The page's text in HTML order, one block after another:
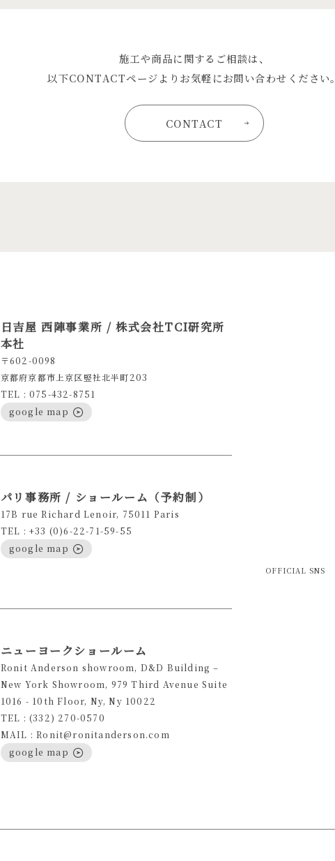
施工や商品に関するご相談は、
以下CONTACTページよりお気軽にお問い合わせください。
CONTACT
日吉屋 西陣事業所 / 株式会社TCI研究所
本社
〒602-0098
京都府京都市上京区竪社北半町203
TEL : 075-432-8751
google map
パリ事務所 / ショールーム（予約制）
17B rue Richard Lenoir, 75011 Paris
TEL : +33 (0)6-22-71-59-55
google map
ニューヨークショールーム
Ronit Anderson showroom, D&D Building –
New York Showroom, 979 Third Avenue Suite
1016 - 10th Floor, Ny, Ny 10022
TEL : (332) 270-0570
MAIL : Ronit@ronitanderson.com
google map
OFFICIAL SNS